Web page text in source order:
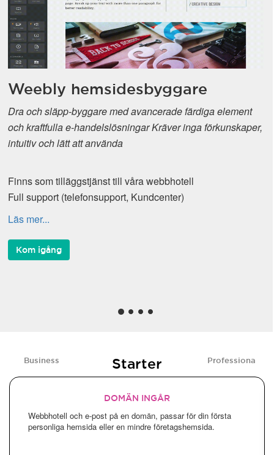
Weebly hemsidesbyggare
Dra och släpp-byggare med avancerade färdiga element
och kraftfulla e-handelslösningar Kräver inga förkunskaper,
intuitiv och lätt att använda
Finns som tilläggstjänst till våra webbhotell
Full support (telefonsupport, Kundcenter)
Läs mer...
Kom igång
Business Starter Professional
DOMÄN INGÅR
Webbhotell och e-post på en domän, passar för din första
personliga hemsida eller en mindre företagshemsida.